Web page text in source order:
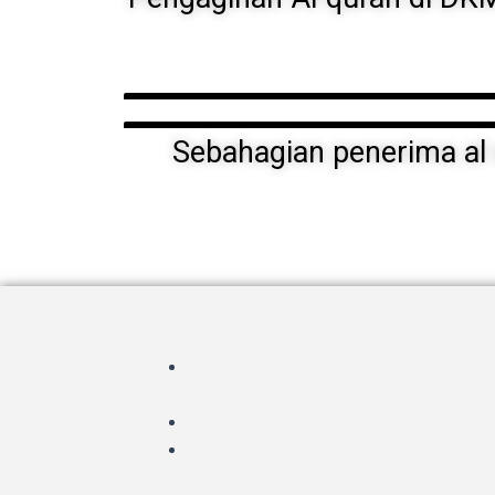
Sebahagian penerima